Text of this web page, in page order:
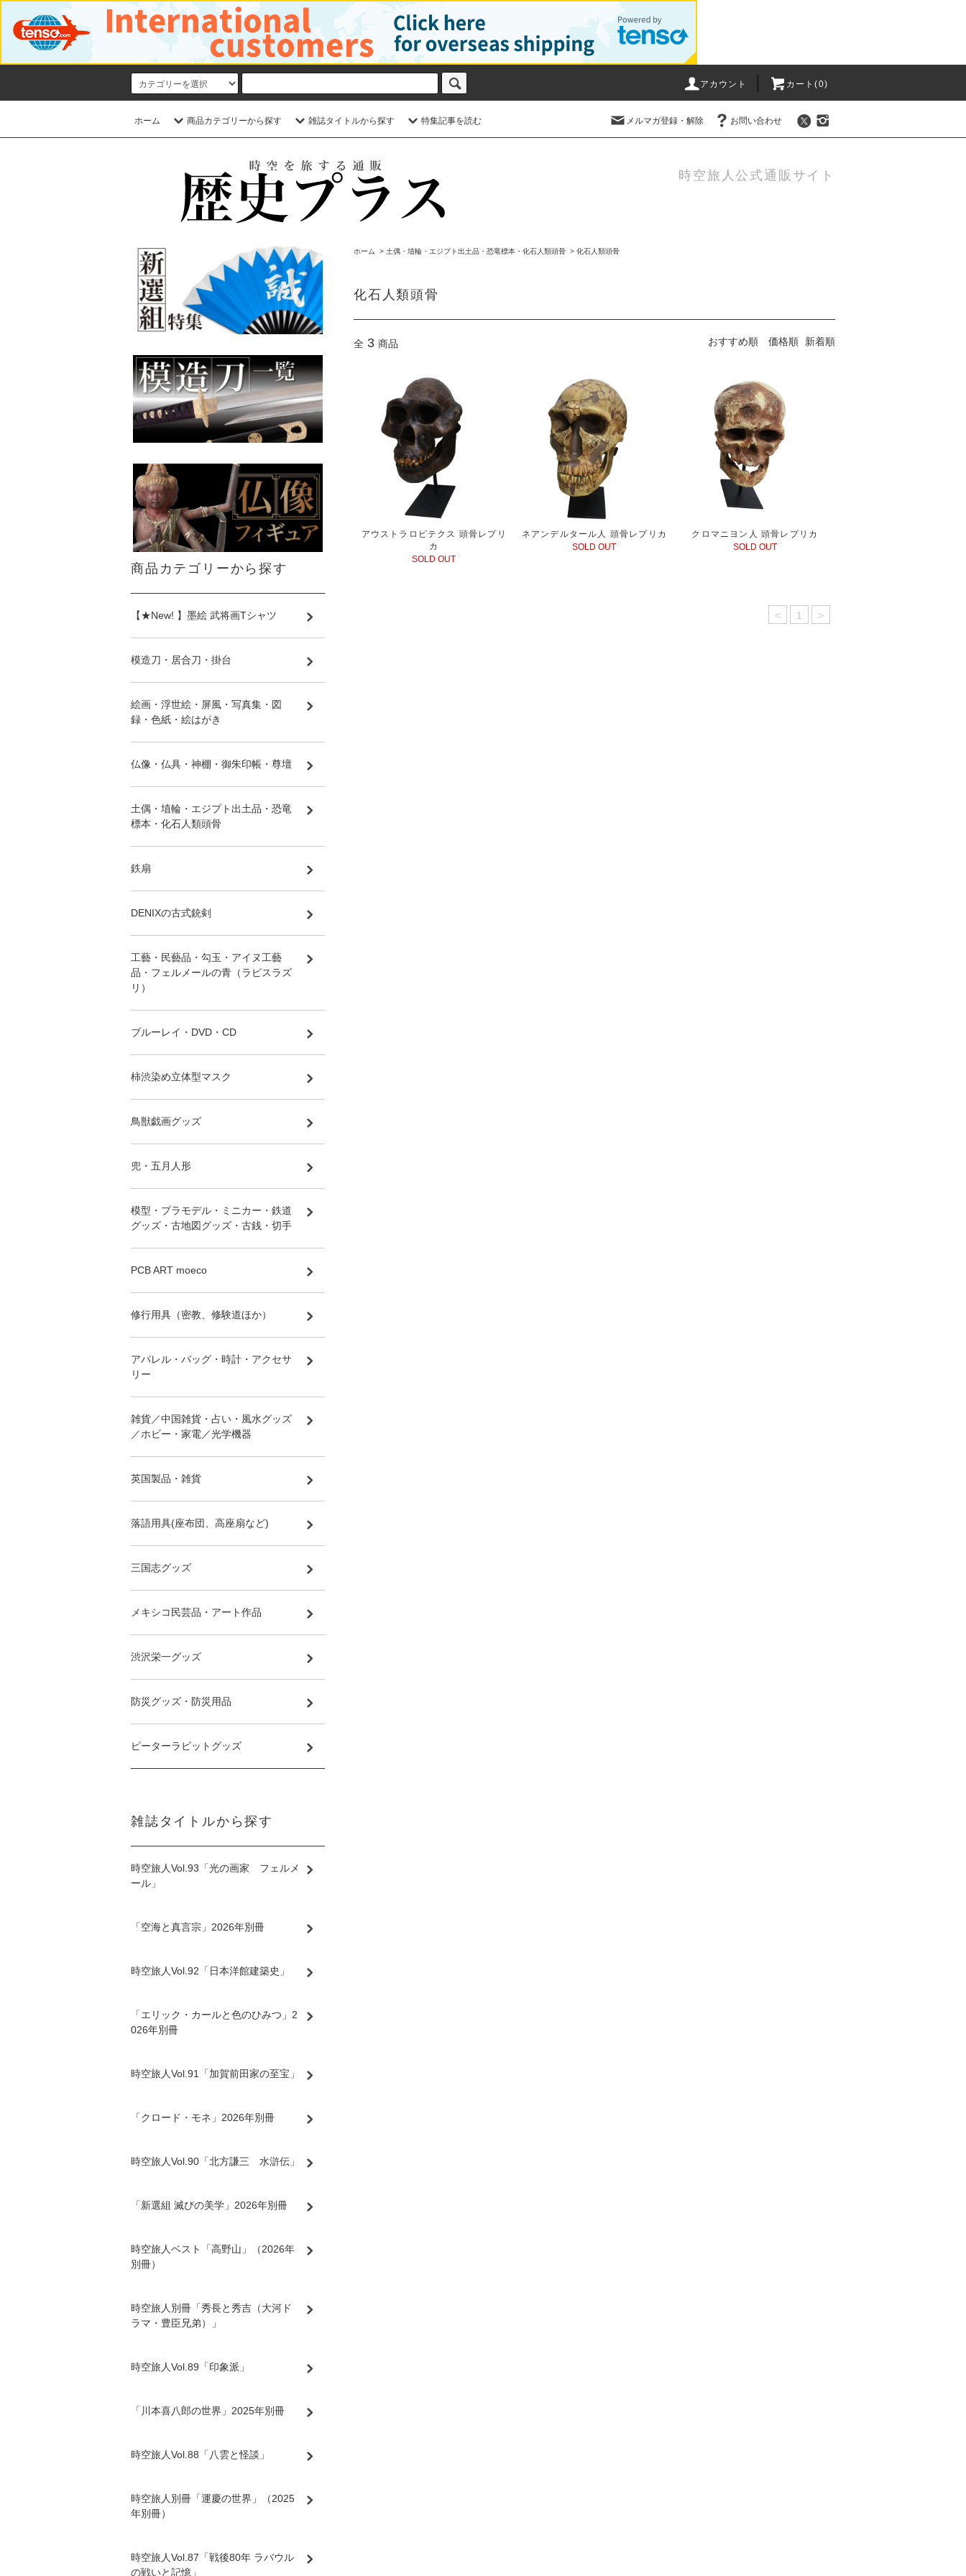
アカウント カート(0)
ホーム 商品カテゴリーから探す 雑誌タイトルから探す 特集記事を読む メルマガ登録・解除 お問い合わせ
時空旅人公式通販サイト
ホーム > 土偶・埴輪・エジプト出土品・恐竜標本・化石人類頭骨 > 化石人類頭骨
化石人類頭骨
全 3 商品 おすすめ順 価格順 新着順
アウストラロピテクス 頭骨レプリ
カ
SOLD OUT
ネアンデルタール人 頭骨レプリカ
SOLD OUT
クロマニヨン人 頭骨レプリカ
SOLD OUT
< 1 >
商品カテゴリーから探す
【★New! 】墨絵 武将画Tシャツ
模造刀・居合刀・掛台
絵画・浮世絵・屏風・写真集・図
録・色紙・絵はがき
仏像・仏具・神棚・御朱印帳・尊壇
土偶・埴輪・エジプト出土品・恐竜
標本・化石人類頭骨
鉄扇
DENIXの古式銃剣
工藝・民藝品・勾玉・アイヌ工藝
品・フェルメールの青（ラピスラズ
リ）
ブルーレイ・DVD・CD
柿渋染め立体型マスク
鳥獣戯画グッズ
兜・五月人形
模型・プラモデル・ミニカー・鉄道
グッズ・古地図グッズ・古銭・切手
PCB ART moeco
修行用具（密教、修験道ほか）
アパレル・バッグ・時計・アクセサ
リー
雑貨／中国雑貨・占い・風水グッズ
／ホビー・家電／光学機器
英国製品・雑貨
落語用具(座布団、高座扇など)
三国志グッズ
メキシコ民芸品・アート作品
渋沢栄一グッズ
防災グッズ・防災用品
ピーターラビットグッズ
雑誌タイトルから探す
時空旅人Vol.93「光の画家 フェルメ
ール」
「空海と真言宗」2026年別冊
時空旅人Vol.92「日本洋館建築史」
「エリック・カールと色のひみつ」2
026年別冊
時空旅人Vol.91「加賀前田家の至宝」
「クロード・モネ」2026年別冊
時空旅人Vol.90「北方謙三 水滸伝」
「新選組 滅びの美学」2026年別冊
時空旅人ベスト「高野山」（2026年
別冊）
時空旅人別冊「秀長と秀吉（大河ド
ラマ・豊臣兄弟）」
時空旅人Vol.89「印象派」
「川本喜八郎の世界」2025年別冊
時空旅人Vol.88「八雲と怪談」
時空旅人別冊「運慶の世界」（2025
年別冊）
時空旅人Vol.87「戦後80年 ラバウル
の戦いと記憶」